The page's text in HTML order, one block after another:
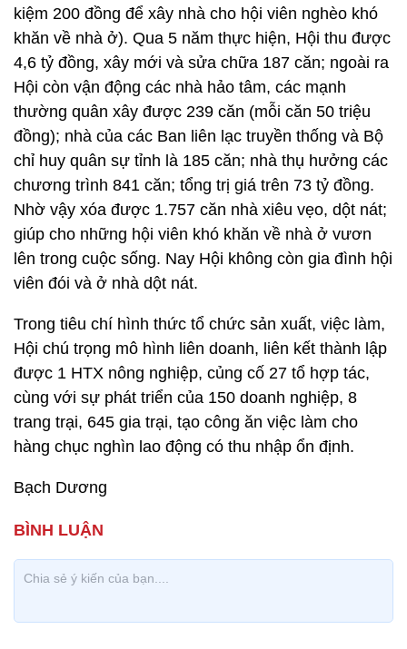
kiệm 200 đồng để xây nhà cho hội viên nghèo khó
khăn về nhà ở). Qua 5 năm thực hiện, Hội thu được
4,6 tỷ đồng, xây mới và sửa chữa 187 căn; ngoài ra
Hội còn vận động các nhà hảo tâm, các mạnh
thường quân xây được 239 căn (mỗi căn 50 triệu
đồng); nhà của các Ban liên lạc truyền thống và Bộ
chỉ huy quân sự tỉnh là 185 căn; nhà thụ hưởng các
chương trình 841 căn; tổng trị giá trên 73 tỷ đồng.
Nhờ vậy xóa được 1.757 căn nhà xiêu vẹo, dột nát;
giúp cho những hội viên khó khăn về nhà ở vươn
lên trong cuộc sống. Nay Hội không còn gia đình hội
viên đói và ở nhà dột nát.
Trong tiêu chí hình thức tổ chức sản xuất, việc làm,
Hội chú trọng mô hình liên doanh, liên kết thành lập
được 1 HTX nông nghiệp, củng cố 27 tổ hợp tác,
cùng với sự phát triển của 150 doanh nghiệp, 8
trang trại, 645 gia trại, tạo công ăn việc làm cho
hàng chục nghìn lao động có thu nhập ổn định.
Bạch Dương